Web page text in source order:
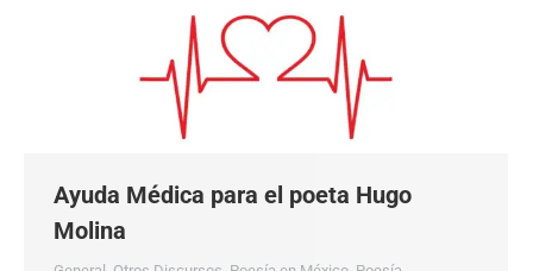
Ayuda Médica para el poeta Hugo
Molina